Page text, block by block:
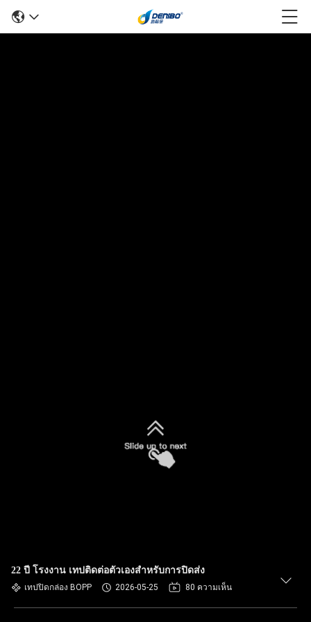
22 ปี โรงงาน เทปติดต่อตัวเองสําหรับการปิดส่ง
เทปปิดกล่อง BOPP 2026-05-25 80 ความเห็น